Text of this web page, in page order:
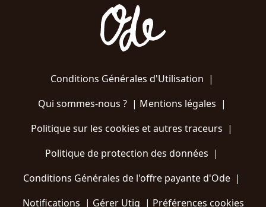
Conditions Générales d'Utilisation |
Qui sommes-nous ?| Mentions légales |
Politique sur les cookies et autres traceurs |
Politique de protection des données |
Conditions Générales de l'offre payante d'Ode |
Notifications | Gérer Utiq | Préférences cookies